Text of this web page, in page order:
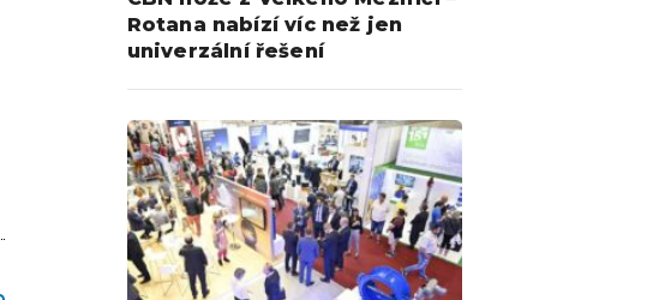
Rotana nabízí víc než jen
univerzální řešení